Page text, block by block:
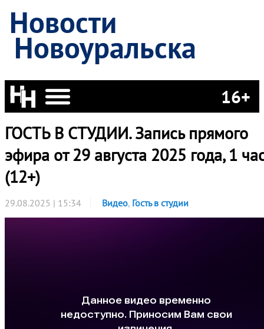
Новости
Новоуральска
16+
ГОСТЬ В СТУДИИ. Запись прямого
эфира от 29 августа 2025 года, 1
(12+)
29.08.2025 | 15:34 Видео, Гость в студии